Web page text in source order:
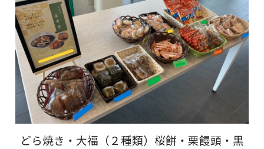
どら焼き・大福（２種類）桜餅・栗饅頭・黒